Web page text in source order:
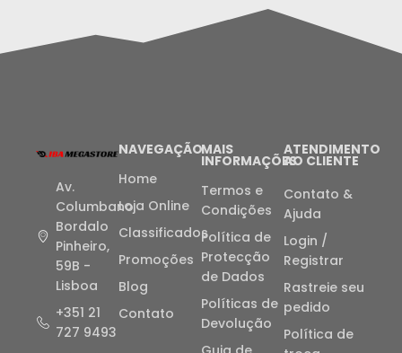
Av.
Columbano
Bordalo
Pinheiro,
59B -
Lisboa
+351 21
727 9493
NAVEGAÇÃO
Home
Loja Online
Classificados
Promoções
Blog
Contato
MAIS
INFORMAÇÕES
Termos e
Condições
Política de
Protecção
de Dados
Políticas de
Devolução
ATENDIMENTO
AO CLIENTE
Contato &
Ajuda
Login /
Registrar
Rastreie seu
pedido
Política de